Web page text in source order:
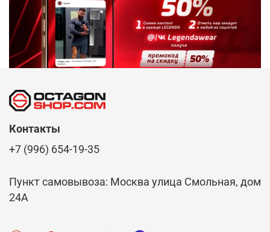
Контакты
+7 (996) 654-19-35
Пункт самовывоза: Москва улица Смольная, дом
24А